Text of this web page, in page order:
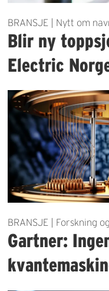
BRANSJE | Nytt om
Blir ny
Electric
BRANSJE | Forskning
Gartner: